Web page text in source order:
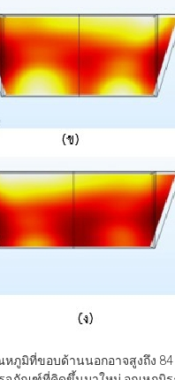
ภูมิที่ขอบด้านนอกอาจสูงถึง 84